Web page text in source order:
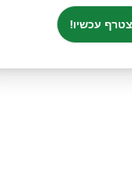
עכשיו!